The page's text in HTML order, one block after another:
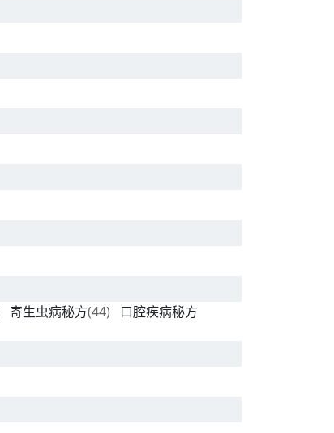
寄生虫病秘方(44)
口腔疾病秘方